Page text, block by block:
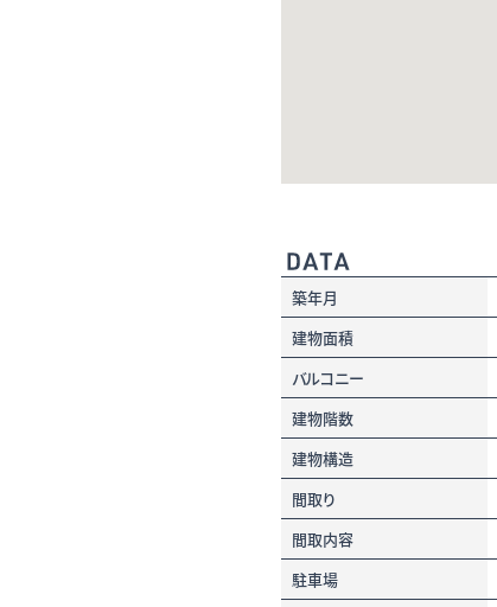
築年月
建物面積
バルコニー
建物階数
建物構造
間取り
間取内容
駐車場